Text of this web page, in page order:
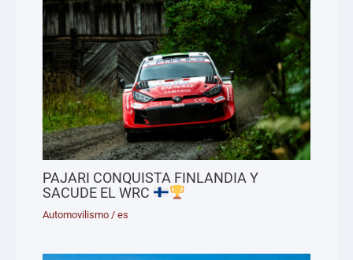
PAJARI CONQUISTA FINLANDIA Y
SACUDE EL WRC
Automovilismo /es